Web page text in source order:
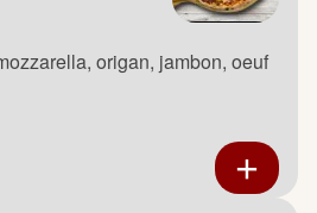
origan, jambon, oeuf